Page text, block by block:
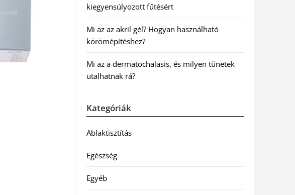
kiegyensúlyozott fűtésért
Mi az az akril gél? Hogyan használható
körömépítéshez?
Mi az a dermatochalasis, és milyen tünetek
utalhatnak rá?
Kategóriák
Ablaktisztítás
Egészség
Egyéb